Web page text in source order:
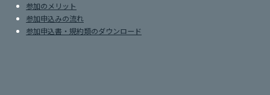
参加のメリット
参加申込みの流れ
参加申込書・規約類のダウンロード